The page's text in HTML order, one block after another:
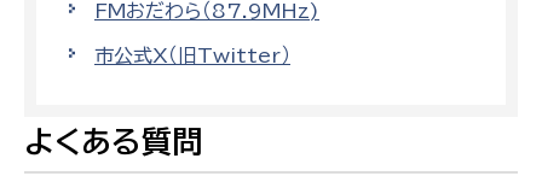
FMおだわら（87.9MHz)
市公式X（旧Twitter）
よくある質問